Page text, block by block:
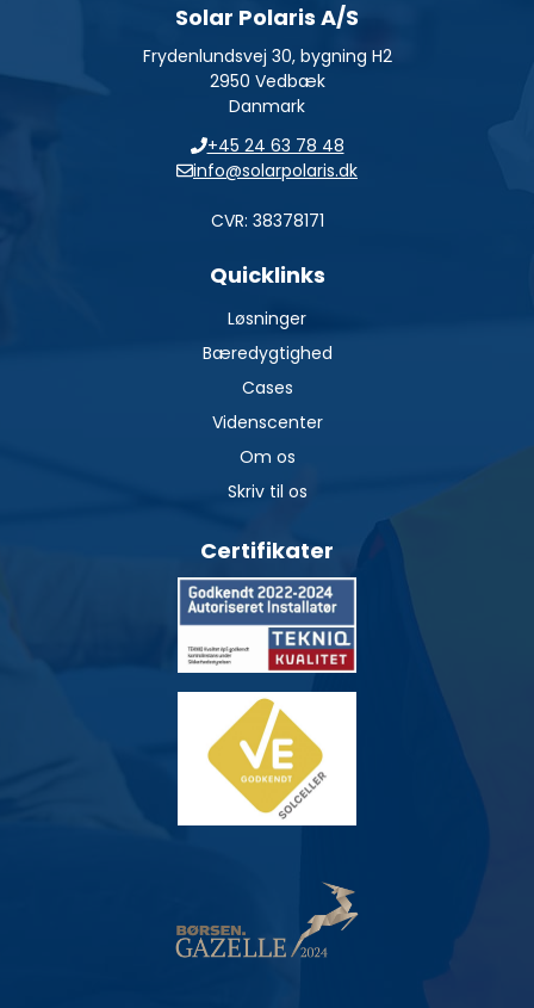
Solar Polaris A/S
Frydenlundsvej 30, bygning H2
2950 Vedbæk
Danmark
+45 24 63 78 48
info@solarpolaris.dk
CVR: 38378171
Quicklinks
Løsninger
Bæredygtighed
Cases
Videnscenter
Om os
Skriv til os
Certifikater